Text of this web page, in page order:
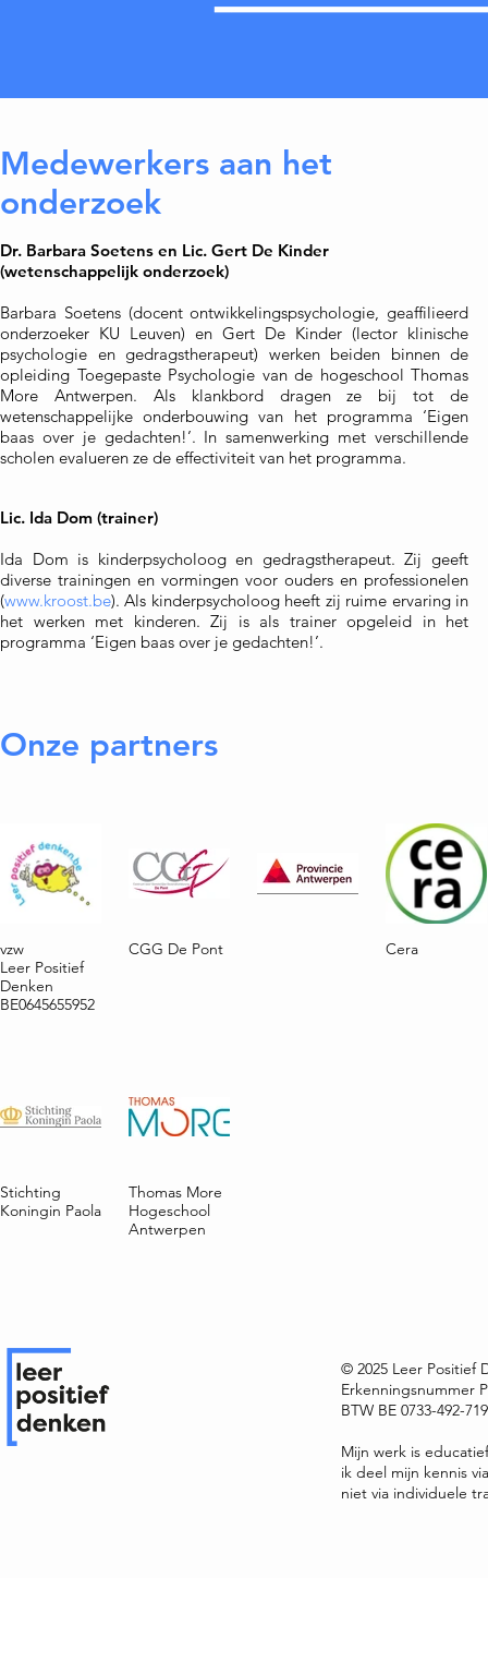
Medewerkers aan het
onderzoek
Dr. Barbara Soetens en Lic. Gert De Kinder
(wetenschappelijk onderzoek)
Barbara Soetens (docent ontwikkelingspsychologie, geaffilieerd
onderzoeker KU Leuven) en Gert De Kinder (lector klinische
psychologie en gedragstherapeut) werken beiden binnen de
opleiding Toegepaste Psychologie van de hogeschool Thomas
More Antwerpen. Als klankbord dragen ze bij tot de
wetenschappelijke onderbouwing van het programma ‘Eigen
baas over je gedachten!’. In samenwerking met verschillende
scholen evalueren ze de effectiviteit van het programma.
Lic. Ida Dom (trainer)
Ida Dom is kinderpsycholoog en gedragstherapeut. Zij geeft
diverse trainingen en vormingen voor ouders en professionelen
(www.kroost.be). Als kinderpsycholoog heeft zij ruime ervaring in
het werken met kinderen. Zij is als trainer opgeleid in het
programma ‘Eigen baas over je gedachten!’.
Onze partners
vzw
Leer Positief
Denken
BE0645655952
CGG De Pont Cera
Stichting
Koningin Paola
Thomas More
Hogeschool
Antwerpen
© 2025 Leer Positief
Erkenningsnummer
BTW BE 0733-492-
Mijn werk is
ik deel mijn kennis
niet via individuele